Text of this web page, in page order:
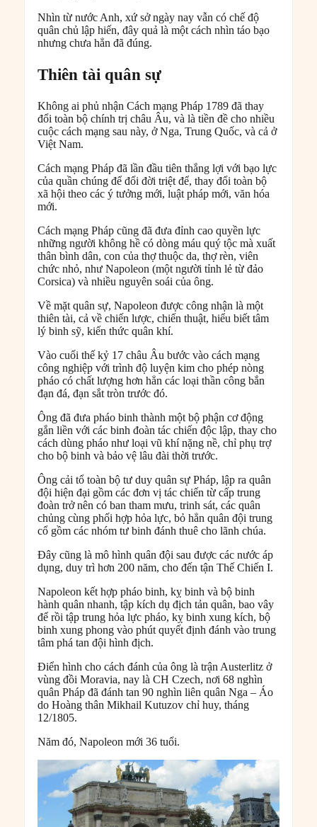
Nhìn từ nước Anh, xứ sở ngày nay vẫn có chế độ
quân chủ lập hiến, đây quả là một cách nhìn táo bạo
nhưng chưa hẳn đã đúng.
Thiên tài quân sự
Không ai phủ nhận Cách mạng Pháp 1789 đã thay
đổi toàn bộ chính trị châu Âu, và là tiền đề cho nhiều
cuộc cách mạng sau này, ở Nga, Trung Quốc, và cả ở
Việt Nam.
Cách mạng Pháp đã lần đầu tiên thắng lợi với bạo lực
của quần chúng để đổi đời triệt để, thay đổi toàn bộ
xã hội theo các ý tưởng mới, luật pháp mới, văn hóa
mới.
Cách mạng Pháp cũng đã đưa đỉnh cao quyền lực
những người không hề có dòng máu quý tộc mà xuất
thân bình dân, con của thợ thuộc da, thợ rèn, viên
chức nhỏ, như Napoleon (một người tỉnh lẻ từ đảo
Corsica) và nhiều nguyên soái của ông.
Về mặt quân sự, Napoleon được công nhận là một
thiên tài, cả về chiến lược, chiến thuật, hiểu biết tâm
lý binh sỹ, kiến thức quân khí.
Vào cuối thế kỷ 17 châu Âu bước vào cách mạng
công nghiệp với trình độ luyện kim cho phép nòng
pháo có chất lượng hơn hẳn các loại thần công bắn
đạn đá, đạn sắt tròn trước đó.
Ông đã đưa pháo binh thành một bộ phận cơ động
gắn liền với các binh đoàn tác chiến độc lập, thay cho
cách dùng pháo như loại vũ khí nặng nề, chỉ phụ trợ
cho bộ binh và bảo vệ lâu đài thời trước.
Ông cải tổ toàn bộ tư duy quân sự Pháp, lập ra quân
đội hiện đại gồm các đơn vị tác chiến từ cấp trung
đoàn trở nên có ban tham mưu, trinh sát, các quân
chủng cùng phối hợp hỏa lực, bỏ hẳn quân đội trung
cổ gồm các nhóm tư binh đánh thuê cho lãnh chúa.
Đây cũng là mô hình quân đội sau được các nước áp
dụng, duy trì hơn 200 năm, cho đến tận Thế Chiến I.
Napoleon kết hợp pháo binh, kỵ binh và bộ binh
hành quân nhanh, tập kích dụ địch tản quân, bao vây
để rồi tập trung hỏa lực pháo, kỵ binh xung kích, bộ
binh xung phong vào phút quyết định đánh vào trung
tâm phá tan đội hình địch.
Điển hình cho cách đánh của ông là trận Austerlitz ở
vùng đồi Moravia, nay là CH Czech, nơi 68 nghìn
quân Pháp đã đánh tan 90 nghìn liên quân Nga – Áo
do Hoàng thân Mikhail Kutuzov chỉ huy, tháng
12/1805.
Năm đó, Napoleon mới 36 tuổi.